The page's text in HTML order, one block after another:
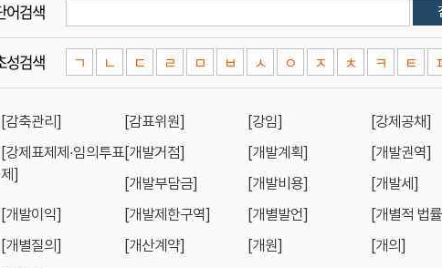
어검색
성검색 ㄱ ㄴ ㄷ ㄹ ㅁ ㅂ ㅅ ㅇ ㅈ ㅊ ㅋ ㅌ
[감축관리] [감표위원] [강임]
[강제공채]
[강제표제제·임의투표
제]
[개발거점] [개발계획]
[개발권역]
[개발부담금]
[개발비용]
[개발세]
[개발이익]
[개발제한구역] [개별발언]
[개별적 법
[개별질의]
[개산계약] [개원]
[개의]